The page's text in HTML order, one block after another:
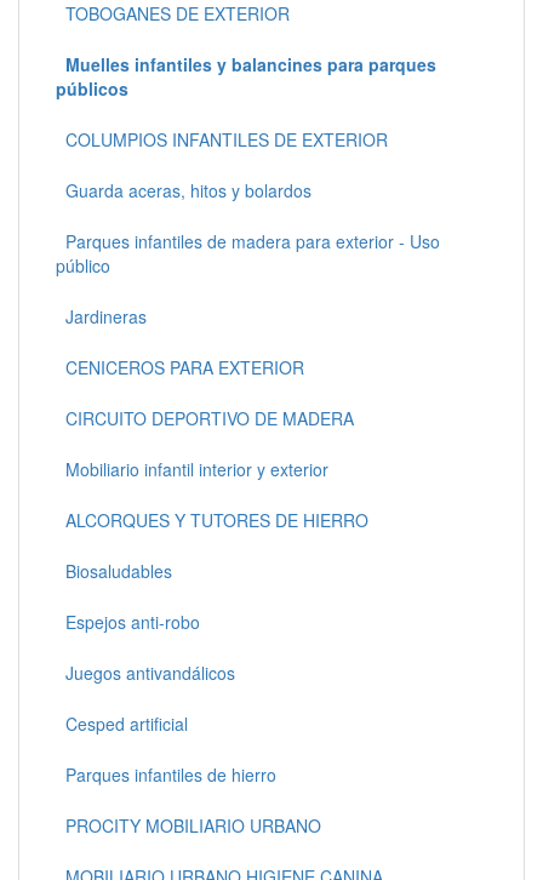
TOBOGANES DE EXTERIOR
Muelles infantiles y balancines para parques
públicos
COLUMPIOS INFANTILES DE EXTERIOR
Guarda aceras, hitos y bolardos
Parques infantiles de madera para exterior - Uso
público
Jardineras
CENICEROS PARA EXTERIOR
CIRCUITO DEPORTIVO DE MADERA
Mobiliario infantil interior y exterior
ALCORQUES Y TUTORES DE HIERRO
Biosaludables
Espejos anti-robo
Juegos antivandálicos
Cesped artificial
Parques infantiles de hierro
PROCITY MOBILIARIO URBANO